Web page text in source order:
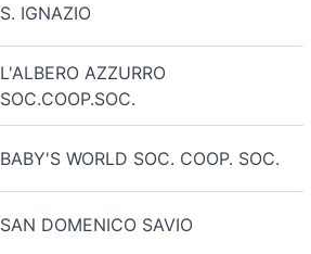
S. IGNAZIO
L'ALBERO AZZURRO
SOC.COOP.SOC.
BABY'S WORLD SOC. COOP. SOC.
SAN DOMENICO SAVIO